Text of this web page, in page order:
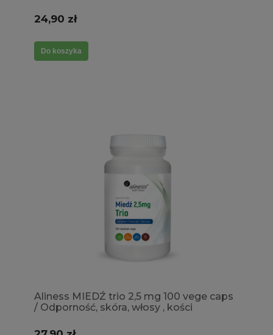
24,90 zł
Do koszyka
Aliness MIEDŹ trio 2,5 mg 100 vege caps
/ Odporność, skóra, włosy , kości